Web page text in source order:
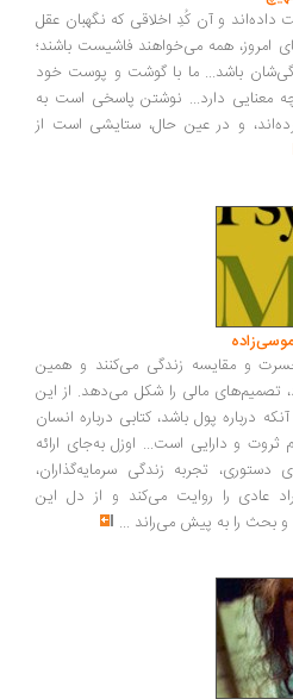
و آن کُدِ اخلاقی که نگهبان عقل
همه می‌خواهند فاشیست باشند؛
باشد... ما با گوشت و پوست خود
دارد... نوشتن پاسخی است به
و در عین حال، ستایشی است از
زندگی می‌کنند و همین
مالی را شکل می‌دهد. از این
پول باشد، کتابی درباره انسان
دارایی است... اوزل به‌جای ارائه
تجربه زندگی سرمایه‌گذاران،
را روایت می‌کند و از دل این
را به پیش می‌راند...